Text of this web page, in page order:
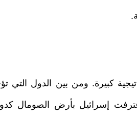
كبيرة. ومن بين الدول التي
إسرائيل بأرض الصومال